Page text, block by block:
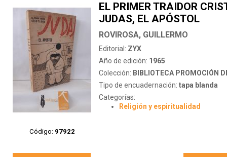
Código: 97922
EL PRIMER TRAIDOR
JUDAS, EL APÓSTOL
ROVIROSA, GUILLERMO
Editorial: ZYX
Año de edición: 1965
Colección: BIBLIOTECA PROMOCIÓN
Tipo de encuadernación: tapa blanda
Categorías:
Religión y espiritualidad